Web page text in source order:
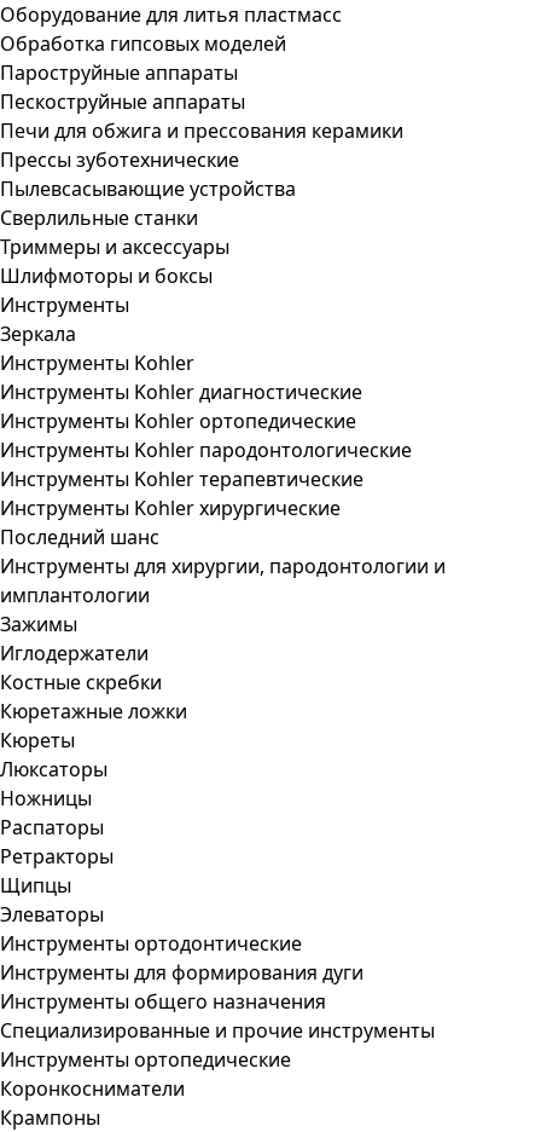
Оборудование для литья пластмасс
Обработка гипсовых моделей
Пароструйные аппараты
Пескоструйные аппараты
Печи для обжига и прессования керамики
Прессы зуботехнические
Пылевсасывающие устройства
Сверлильные станки
Триммеры и аксессуары
Шлифмоторы и боксы
Инструменты
Зеркала
Инструменты Kohler
Инструменты Kohler диагностические
Инструменты Kohler ортопедические
Инструменты Kohler пародонтологические
Инструменты Kohler терапевтические
Инструменты Kohler хирургические
Последний шанс
Инструменты для хирургии, пародонтологии и
имплантологии
Зажимы
Иглодержатели
Костные скребки
Кюретажные ложки
Кюреты
Люксаторы
Ножницы
Распаторы
Ретракторы
Щипцы
Элеваторы
Инструменты ортодонтические
Инструменты для формирования дуги
Инструменты общего назначения
Специализированные и прочие инструменты
Инструменты ортопедические
Коронкосниматели
Крампоны